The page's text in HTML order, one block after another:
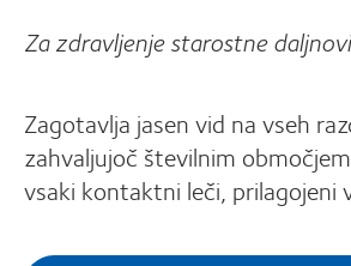
Za zdravljenje starostne
Zagotavlja jasen vid na vseh
zahvaljujoč številnim
vsaki kontaktni leči, prilagojeni